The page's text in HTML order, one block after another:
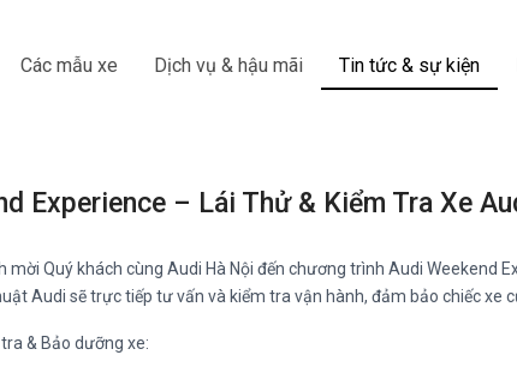
Các mẫu xe Dịch vụ & hậu mãi Tin tức & sự kiện
Experience – Lái Thử & Kiểm Tra Xe
mời Quý khách cùng Audi Hà Nội đến chương trình Audi Weekend
Audi sẽ trực tiếp tư vấn và kiểm tra vận hành, đảm bảo chiếc xe
& Bảo dưỡng xe: